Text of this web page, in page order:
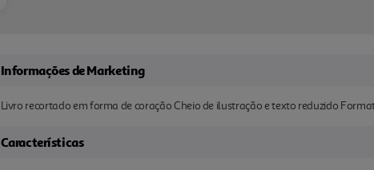
Informações de Marketing
Livro recortado em forma de coração Cheio de ilustração e texto reduzido
Características